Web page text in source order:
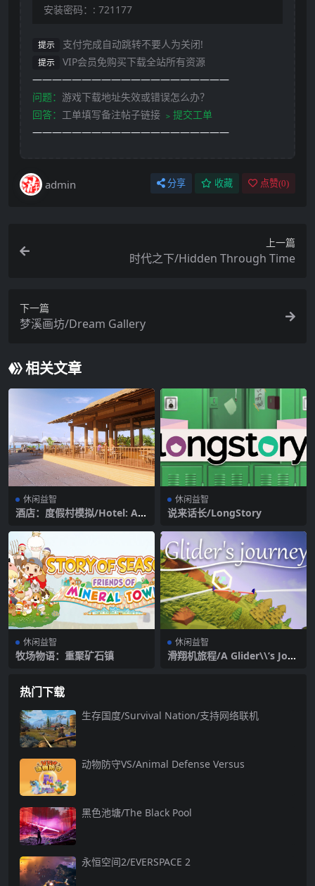
安装密码：: 721177
提示 支付完成自动跳转不要人为关闭!
提示
VIP会员免购买下载全站所有资源
————————————————————
问题： 游戏下载地址失效或错误怎么办？
回答： 工单填写备注帖子链接 ﹥提交工单
————————————————————
admin 分享 收藏 点赞(0)
上一篇
时代之下/Hidden Through Time
下一篇
梦溪画坊/Dream Gallery
相关文章
休闲益智
酒店：度假村模拟/Hotel: A R
休闲益智
说来话长/LongStory
休闲益智
牧场物语：重聚矿石镇
休闲益智
滑翔机旅程/A Glider\\’s Jour
热门下载
生存国度/Survival Nation/支持网络联机
动物防守VS/Animal Defense Versus
黑色池塘/The Black Pool
永恒空间2/EVERSPACE 2